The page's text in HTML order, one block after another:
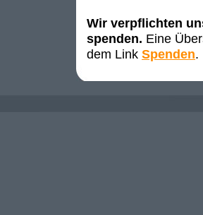
Wir verpflichten
spenden. Eine
dem Link Spenden.